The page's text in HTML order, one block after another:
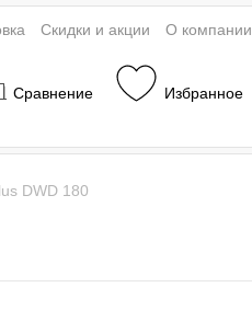
Сравнение Избранное
Скидки и акции О компании
DWD 180